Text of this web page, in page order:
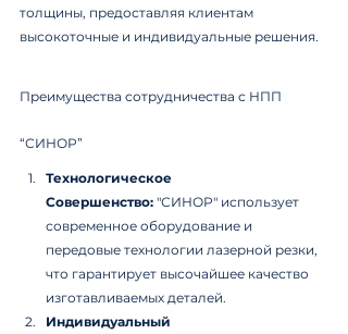
толщины, предоставляя клиентам
высокоточные и индивидуальные решения.
Преимущества сотрудничества с НПП
“СИНОР”
Технологическое
Совершенство: "СИНОР" использует
современное оборудование и
передовые технологии лазерной резки,
что гарантирует высочайшее качество
изготавливаемых деталей.
Индивидуальный